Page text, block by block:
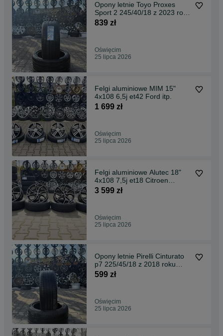
Opony letnie Toyo Proxes
Sport 2 245/40/18 z 2023 roku
2szt.
839 zł
Oświęcim
25 lipca 2026
Felgi aluminiowe MIM 15"
4x108 6,5j et42 Ford itp.
1 699 zł
Oświęcim
25 lipca 2026
Felgi aluminiowe Alutec 18"
4x108 7,5j et18 Citroen
Peugeot Opel itp.
3 599 zł
Oświęcim
25 lipca 2026
Opony letnie Pirelli Cinturato
p7 225/45/18 z 2018 roku
2szt.
599 zł
Oświęcim
25 lipca 2026